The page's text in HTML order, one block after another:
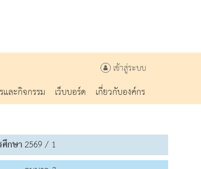
เข้าสู่ระบบ
และกิจกรรม เว็บบอร์ด
เกี่ยวกับองค์กร
กษา2569 / 1